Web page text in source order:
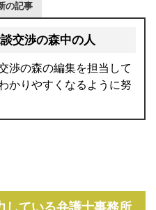
の記事
交渉の森中の人
渉の森の編集を担当して
かりやすくなるように努